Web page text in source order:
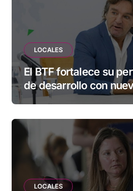
LOCALES
El BTF fortalece su
de desarrollo con
herramientas para
LOCALES